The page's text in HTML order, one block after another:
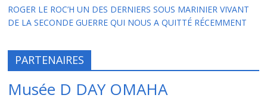
ROGER LE ROC’H UN DES DERNIERS SOUS MARINIER VIVANT
DE LA SECONDE GUERRE QUI NOUS A QUITTÉ RÉCEMMENT
PARTENAIRES
Musée D DAY OMAHA